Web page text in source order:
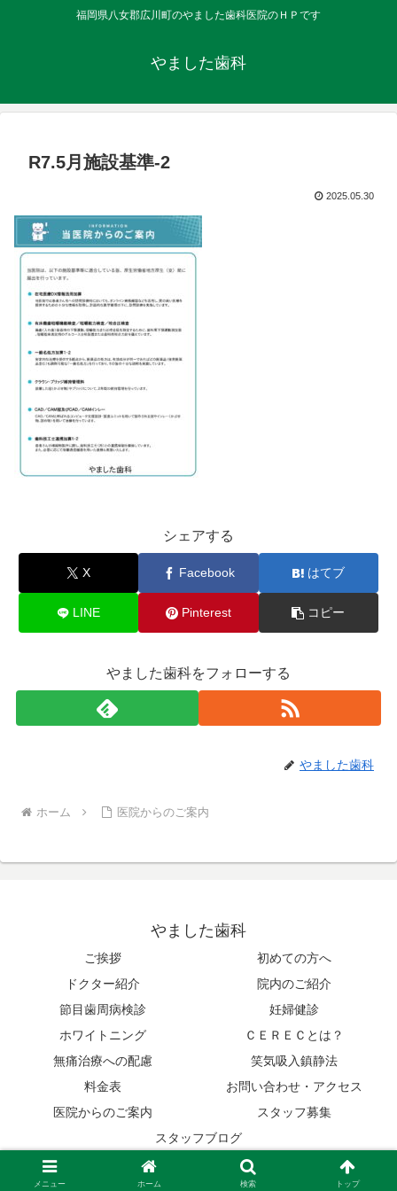
福岡県八女郡広川町のやました歯科医院のＨＰです
やました歯科
R7.5月施設基準-2
2025.05.30
シェアする
X Facebook はてブ
LINE Pinterest コピー
やました歯科をフォローする
やました歯科
ホーム 医院からのご案内
やました歯科
ご挨拶
初めての方へ
ドクター紹介
院内のご紹介
節目歯周病検診
妊婦健診
ホワイトニング
ＣＥＲＥＣとは？
無痛治療への配慮
笑気吸入鎮静法
料金表
お問い合わせ・アクセス
医院からのご案内
スタッフ募集
スタッフブログ
© 2014 やました歯科.
メニュー ホーム 検索 トップ